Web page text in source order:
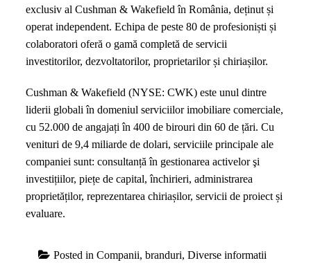
exclusiv al Cushman & Wakefield în România, deținut și
operat independent. Echipa de peste 80 de profesioniști și
colaboratori oferă o gamă completă de servicii
investitorilor, dezvoltatorilor, proprietarilor și chiriașilor.
Cushman & Wakefield (NYSE: CWK) este unul dintre
liderii globali în domeniul serviciilor imobiliare comerciale,
cu 52.000 de angajați în 400 de birouri din 60 de țări. Cu
venituri de 9,4 miliarde de dolari, serviciile principale ale
companiei sunt: consultanță în gestionarea activelor şi
investițiilor, piețe de capital, închirieri, administrarea
proprietăților, reprezentarea chiriașilor, servicii de proiect și
evaluare.
Posted in Companii, branduri, Diverse informatii